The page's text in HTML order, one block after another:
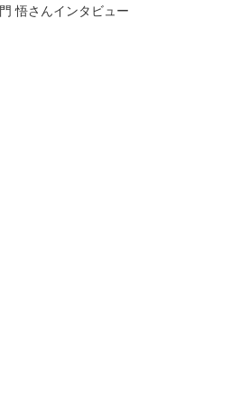
門 悟さんインタビュー